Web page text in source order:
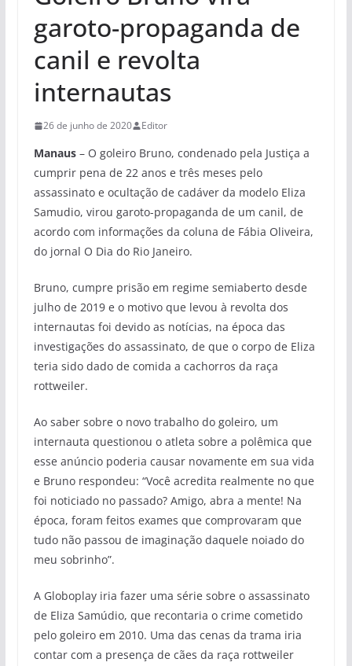
garoto-propaganda de
canil e revolta
internautas
26 de junho de 2020 Editor
Manaus – O goleiro Bruno, condenado pela Justiça a
cumprir pena de 22 anos e três meses pelo
assassinato e ocultação de cadáver da modelo Eliza
Samudio, virou garoto-propaganda de um canil, de
acordo com informações da coluna de Fábia Oliveira,
do jornal O Dia do Rio Janeiro.
Bruno, cumpre prisão em regime semiaberto desde
julho de 2019 e o motivo que levou à revolta dos
internautas foi devido as notícias, na época das
investigações do assassinato, de que o corpo de Eliza
teria sido dado de comida a cachorros da raça
rottweiler.
Ao saber sobre o novo trabalho do goleiro, um
internauta questionou o atleta sobre a polêmica que
esse anúncio poderia causar novamente em sua vida
e Bruno respondeu: “Você acredita realmente no que
foi noticiado no passado? Amigo, abra a mente! Na
época, foram feitos exames que comprovaram que
tudo não passou de imaginação daquele noiado do
meu sobrinho”.
A Globoplay iria fazer uma série sobre o assassinato
de Eliza Samúdio, que recontaria o crime cometido
pelo goleiro em 2010. Uma das cenas da trama iria
contar com a presença de cães da raça rottweiler